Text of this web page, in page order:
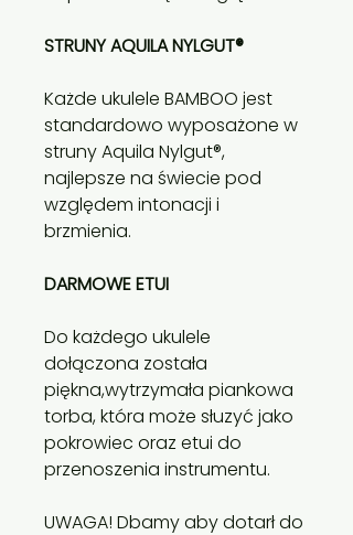
STRUNY AQUILA NYLGUT®
Każde ukulele BAMBOO jest
standardowo wyposażone w
struny Aquila Nylgut®,
najlepsze na świecie pod
względem intonacji i
brzmienia.
DARMOWE ETUI
Do każdego ukulele
dołączona została
piękna,wytrzymała piankowa
torba, która może słuzyć jako
pokrowiec oraz etui do
przenoszenia instrumentu.
UWAGA! Dbamy aby dotarł do